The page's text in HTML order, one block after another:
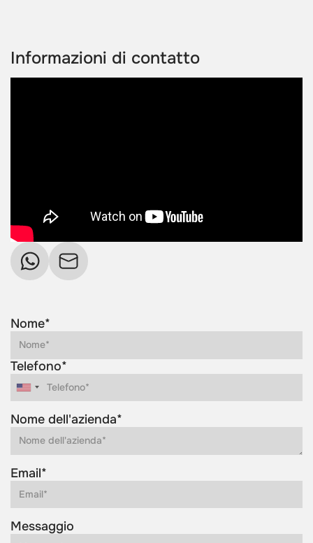
Informazioni di contatto
Nome*
Telefono*
Nome dell'azienda*
Email*
Messaggio